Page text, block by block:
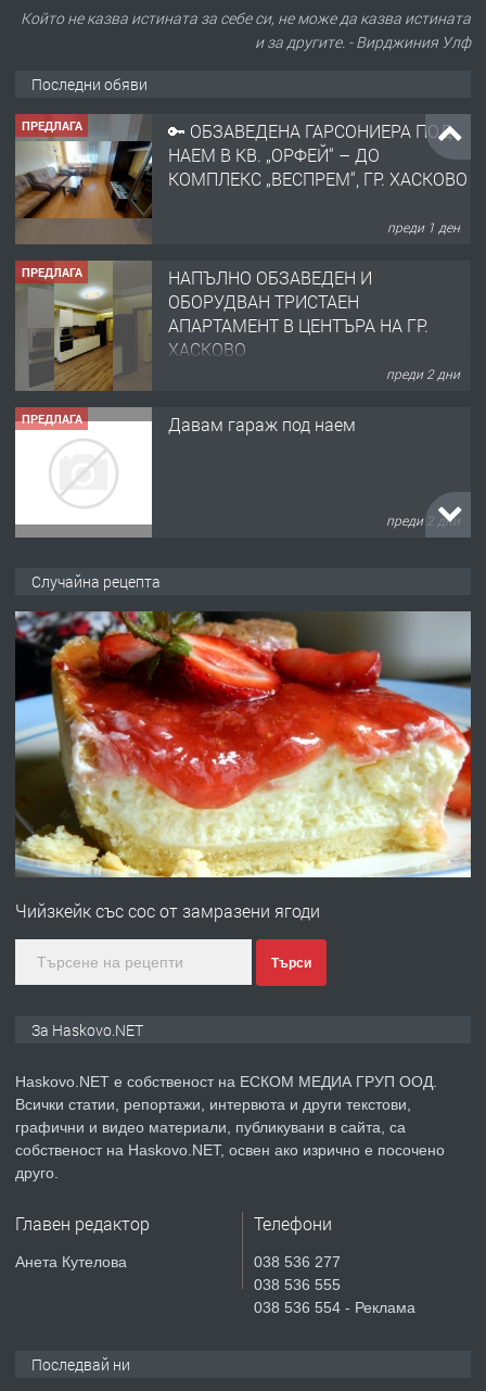
Който не казва истината за себе си, не може да казва истината
и за другите. - Вирджиния Улф
Последни обяви
ПРЕДЛАГА
🔑 ОБЗАВЕДЕНА ГАРСОНИЕРА ПОД
НАЕМ В КВ. „ОРФЕЙ“ – ДО
КОМПЛЕКС „ВЕСПРЕМ“, ГР. ХАСКОВО
преди 1 ден
ПРЕДЛАГА
НАПЪЛНО ОБЗАВЕДЕН И
ОБОРУДВАН ТРИСТАЕН
АПАРТАМЕНТ В ЦЕНТЪРА НА ГР.
ХАСКОВО
преди 2 дни
ПРЕДЛАГА Давам гараж под наем
преди 2 дни
градската градина!
преди 2 дни
ПРЕДЛАГА
ПРОСТОРЕН ТРИСТАЕН
АПАРТАМЕНТ В НОВА СГРАДА КВ.
КУБА
преди 3 дни
ПРЕДЛАГА
Продавам парцел в гр. Хасково кв.
асфалт 0889 537 426
преди 3 дни
ПРЕДЛАГА
№4119 Едностаен обзаведен
Къртене на бетон! Събаряне на
Случайна рецепта
Чийзкейк със сос от замразени ягоди
Търси
За Haskovo.NET
Haskovo.NET е собственост на ЕСКОМ МЕДИА ГРУП ООД.
Всички статии, репортажи, интервюта и други текстови,
графични и видео материали, публикувани в сайта, са
собственост на Haskovo.NET, освен ако изрично е посочено
друго.
Главен редактор
Анета Кутелова
Телефони
038 536 277
038 536 555
038 536 554 - Реклама
Последвай ни